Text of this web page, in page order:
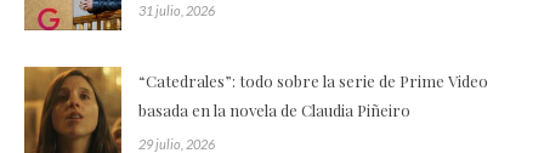
31 julio, 2026
“Catedrales”: todo sobre la serie de Prime Video
basada en la novela de Claudia Piñeiro
29 julio, 2026